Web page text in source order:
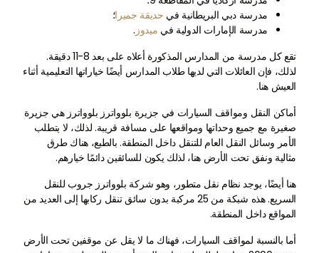
مدرسة دبي البريطانية في حديقة جميرا؛
مدرسة الإمارات الدولية في ميدوز .
تقع كل مدرسة من المدارس المذكورة أعلاه على بعد 8-11 دقيقة.
لذلك، فإن العائلات التي لديها طلاب المدارس أيضًا خياراتها التعليمية أثناء
العيش هنا.
أماكن النقل ومواقف السيارات في جزيرة بلوواترز بلوواترز هي جزيرة
صغيرة مع جميع وحداتها ومواقعها على مسافة قريبة. لذلك، لا يتطلب
الأمر وسائل النقل العام للتنقل داخل المنطقة. بالطبع، هناك طرق
مثالية ونفق تحت الأرض هنا، لذلك يكون للسائقين دائمًا خيارهم.
هنا أيضًا، يوجد نظام نقل متطور، وهو شركة بلوواترز جروب للنقل
السريع. هذه شبكة من 25 مركبة بدون سائق تنقل ركابها إلى العديد من
المواقع داخل المنطقة.
أما بالنسبة لمواقف السيارات، فهناك ما لا يقل عن موقفين تحت الأرض